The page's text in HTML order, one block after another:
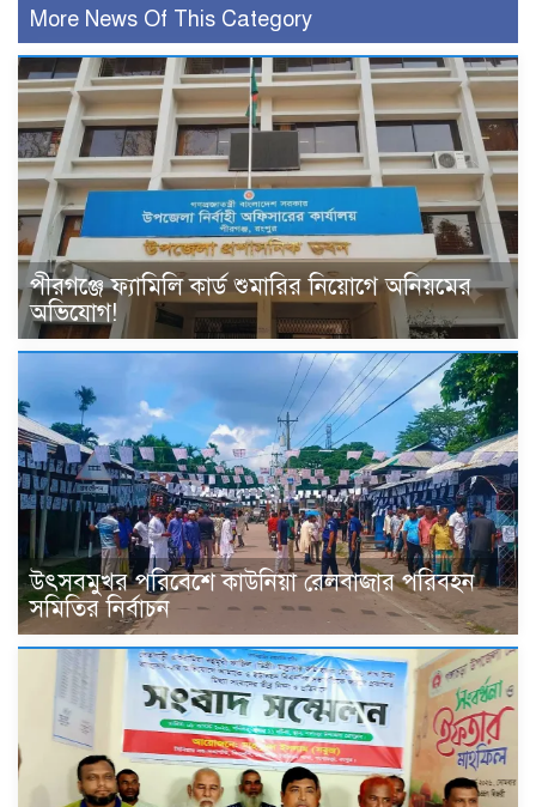
More News Of This Category
পীরগঞ্জে ফ্যামিলি কার্ড শুমারির নিয়োগে অনিয়মের
অভিযোগ!
উৎসবমুখর পরিবেশে কাউনিয়া রেলবাজার পরিবহন
সমিতির নির্বাচন